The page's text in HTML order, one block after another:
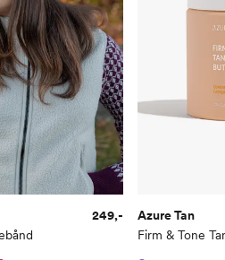
249,-
Azure Tan
Firm & Tone